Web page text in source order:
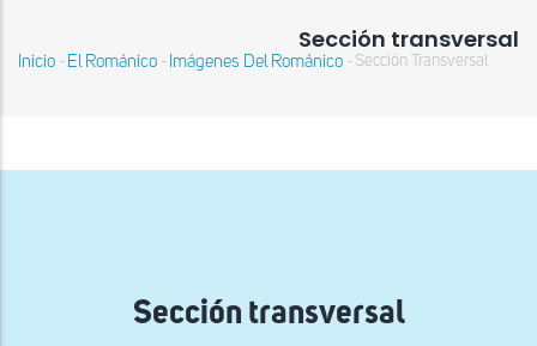
Sección transversal
Sobrescribir
navegación
Inicio - El Románico - Imágenes Del Románico - Sección Transversal
Sección transversal